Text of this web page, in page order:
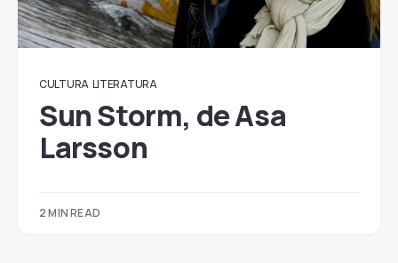
CULTURA LITERATURA
Sun Storm, de Asa
Larsson
2 MIN READ